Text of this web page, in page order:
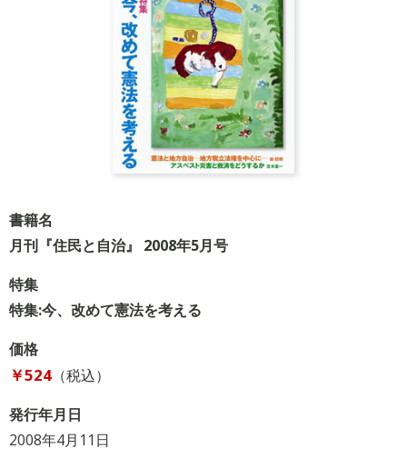
書籍名
月刊『住民と自治』 2008年5月号
特集
特集:今、改めて憲法を考える
価格
￥524（税込）
発行年月日
2008年4月11日